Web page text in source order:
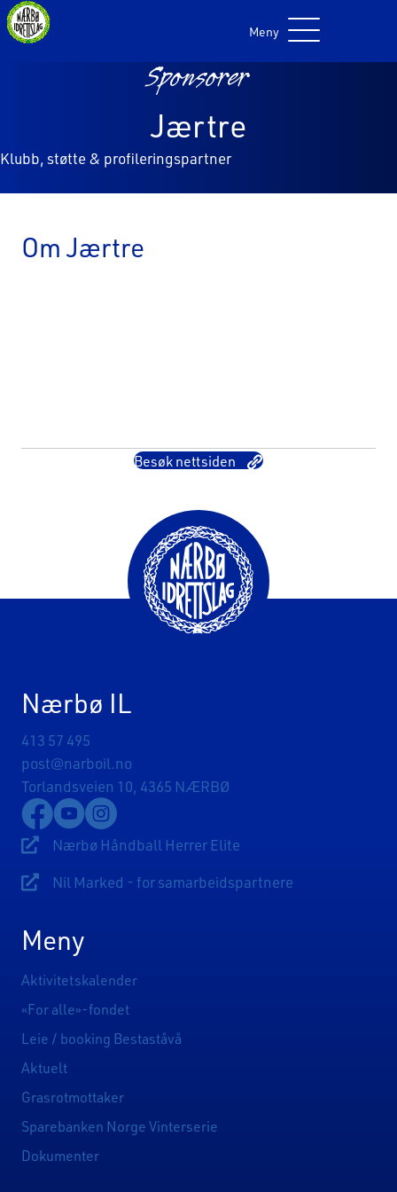
Meny
Sponsorer
Jærtre
Klubb, støtte & profileringspartner
Om Jærtre
Besøk nettsiden
Nærbø IL
413 57 495
post@narboil.no
Torlandsveien 10, 4365 NÆRBØ
Lenke til Nærbø Idrettslags Facebookside
Lenke til Nærbø Idrettslags YouTube-kanal
Lenke til Nærbø Idrettslags Instagram
Lenke til Nærbø Håndball Herrer Elite
Nærbø Håndball Herrer Elite
Lenke til Sponsorsider
Nil Marked - for samarbeidspartnere
Meny
Aktivitetskalender
«For alle»-fondet
Leie / booking Bestaståvå
Aktuelt
Grasrotmottaker
Sparebanken Norge Vinterserie
Dokumenter